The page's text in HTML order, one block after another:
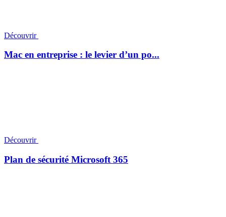
Découvrir
Mac en entreprise : le levier d’un po...
Découvrir
Plan de sécurité Microsoft 365